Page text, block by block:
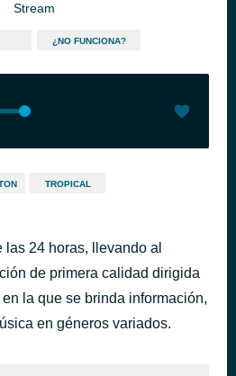
Stream
¿NO FUNCIONA?
TROPICAL
las 24 horas, llevando al
de primera calidad dirigida
la que se brinda información,
en géneros variados.